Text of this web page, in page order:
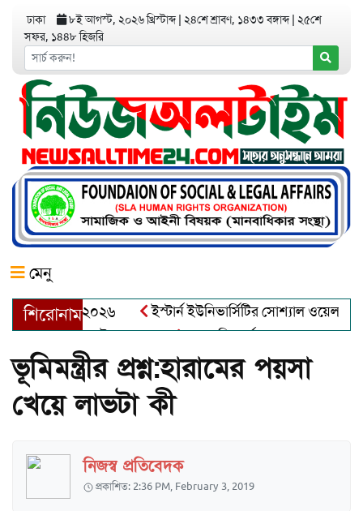
ঢাকা ৮ই আগস্ট, ২০২৬ খ্রিস্টাব্দ ২৪শে শ্রাবণ, ১৪৩৩ বঙ্গাব্দ ২৫শে
সফর, ১৪৪৮ হিজরি
মেনু
শিরোনাম
ইস্টার্ন ইউনিভার্সিটির সোশ্যাল ওয়েলফেয়ার
খালেক এর ইন্তেকাল
আত্মশুদ্ধি অর্জন ও অশুভকে বর্জন করে
ভূমিমন্ত্রীর প্রশ্ন:হারামের পয়সা
খেয়ে লাভটা কী
নিজস্ব প্রতিবেদক
প্রকাশিত: 2:36 PM, February 3, 2019